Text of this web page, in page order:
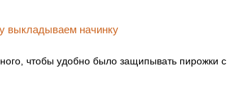
чтобы удобно было защипывать пирожки с